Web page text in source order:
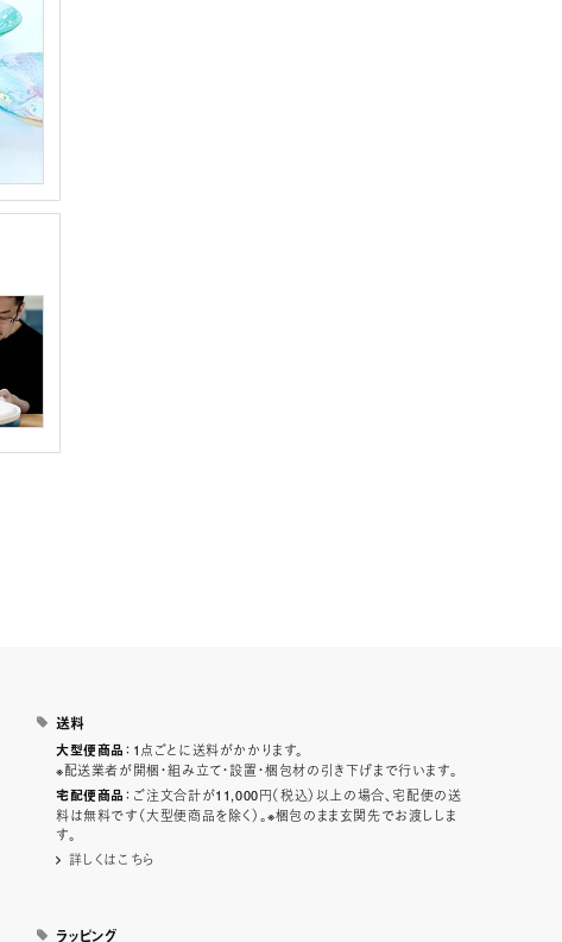
送料
大型便商品 ：1点ごとに送料がかかります。
※配送業者が開梱・組み立て・設置・梱包材の引き下げまで行います。
宅配便商品 ：ご注文合計が11,000円（税込）以上の場合、宅配便の送
料は無料です（大型便商品を除く）。※梱包のまま玄関先でお渡ししま
す。
詳しくはこちら
ラッピング